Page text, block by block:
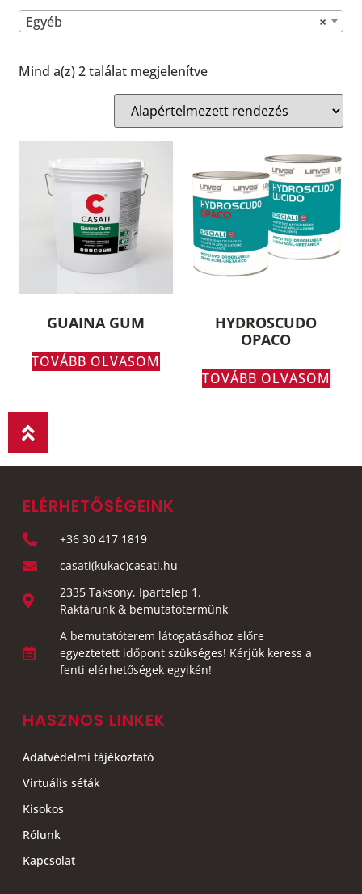
×
Egyéb
Mind a(z) 2 találat megjelenítve
GUAINA GUM
TOVÁBB OLVASOM
HYDROSCUDO
OPACO
TOVÁBB OLVASOM
ELÉRHETŐSÉGEINK
+36 30 417 1819
casati(kukac)casati.hu
2335 Taksony, Ipartelep 1.
Raktárunk & bemutatótermünk
A bemutatóterem látogatásához előre
egyeztetett időpont szükséges! Kérjük keress a
fenti elérhetőségek egyikén!
HASZNOS LINKEK
Adatvédelmi tájékoztató
Virtuális séták
Kisokos
Rólunk
Kapcsolat